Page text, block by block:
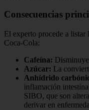
Consecuencias
El experto procede a listar
Coca-Cola:
Cafeína:
Azúcar: La
Anhídrido
inflamación
SIBO, que son
derivar en